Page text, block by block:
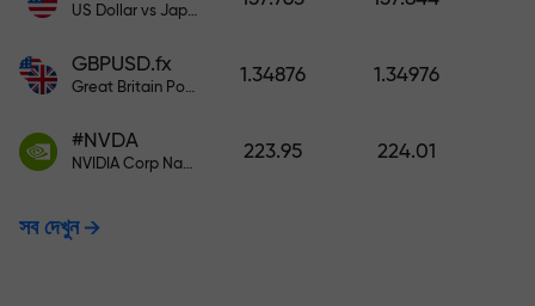
US Dollar vs Japanese Yen
GBPUSD.fx
Great Britain Pound vs US Dollar
1.34876 1.34976
#NVDA
NVIDIA Corp Nasdaq Stock Exchange (Nasdaq) USD
223.95 224.01
সব দেখুন